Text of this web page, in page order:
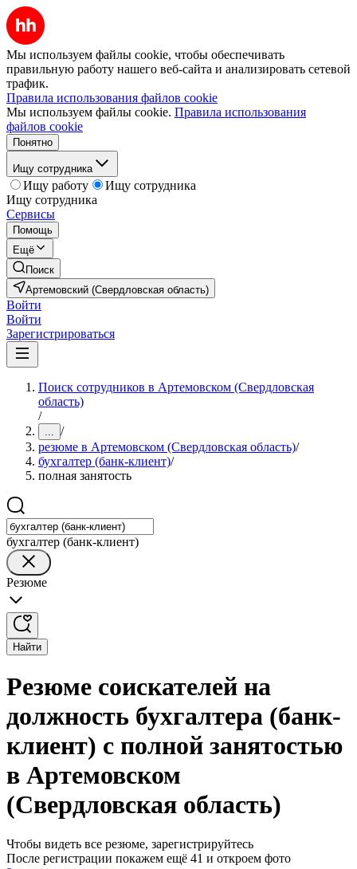
Мы используем файлы cookie, чтобы обеспечивать
правильную работу нашего веб-сайта и анализировать сетевой
трафик.
Правила использования файлов cookie
Мы используем файлы cookie. Правила использования
файлов cookie
Понятно
Ищу сотрудника
Ищу работу
Ищу сотрудника
Ищу сотрудника
Сервисы
Помощь
Ещё
Поиск
Артемовский (Свердловская область)
Войти
Войти
Зарегистрироваться
Поиск сотрудников в Артемовском (Свердловская
область)
/
... /
резюме в Артемовском (Свердловская область)/
бухгалтер (банк-клиент)/
полная занятость
бухгалтер (банк-клиент)
Резюме
Найти
Резюме соискателей на
должность бухгалтера (банк-
клиент) с полной занятостью
в Артемовском
(Свердловская область)
Чтобы видеть все резюме, зарегистрируйтесь
После регистрации покажем ещё 41 и откроем фото